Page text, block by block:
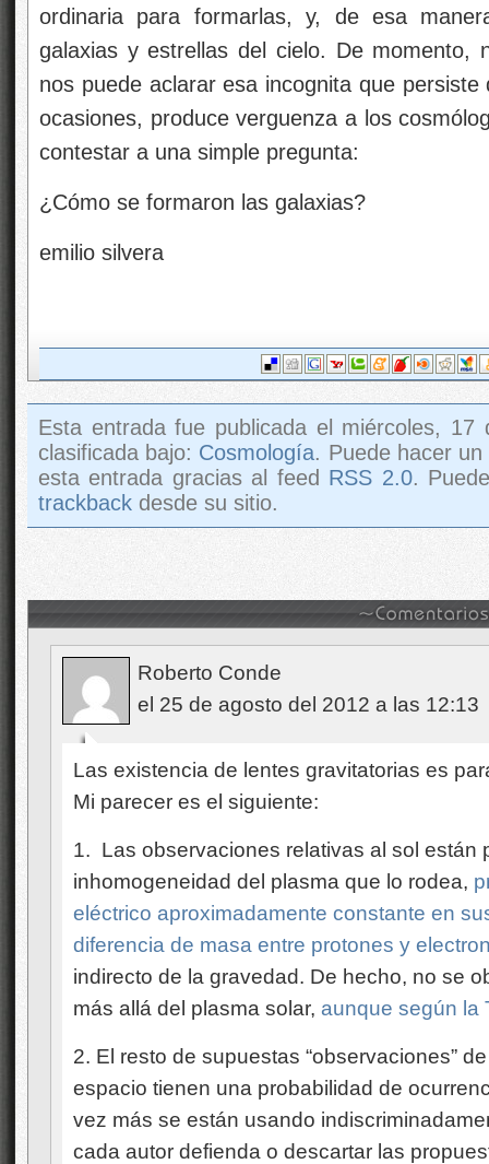
ordinaria para formarlas, y, de esa
galaxias y estrellas del cielo. De momento,
nos puede aclarar esa incognita que
ocasiones, produce verguenza a los
contestar a una simple pregunta:
¿Cómo se formaron las galaxias?
emilio silvera
Esta entrada fue publicada el miércoles,
clasificada bajo: Cosmología. Puede hacer
esta entrada gracias al feed RSS 2.0.
trackback desde su sitio.
Roberto Conde
el 25 de agosto del 2012 a las 12:13
Las existencia de lentes gravitatorias es
Mi parecer es el siguiente:
1. Las observaciones relativas al sol están
inhomogeneidad del plasma que lo rodea,
eléctrico aproximadamente constante en
diferencia de masa entre protones y
indirecto de la gravedad. De hecho, no se
más allá del plasma solar, aunque según la
2. El resto de supuestas “observaciones”
espacio tienen una probabilidad de
vez más se están usando
cada autor defienda o descartar las